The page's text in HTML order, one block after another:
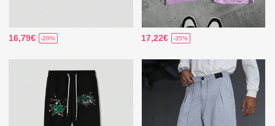
16,79€ -20% 17,22€ -35%